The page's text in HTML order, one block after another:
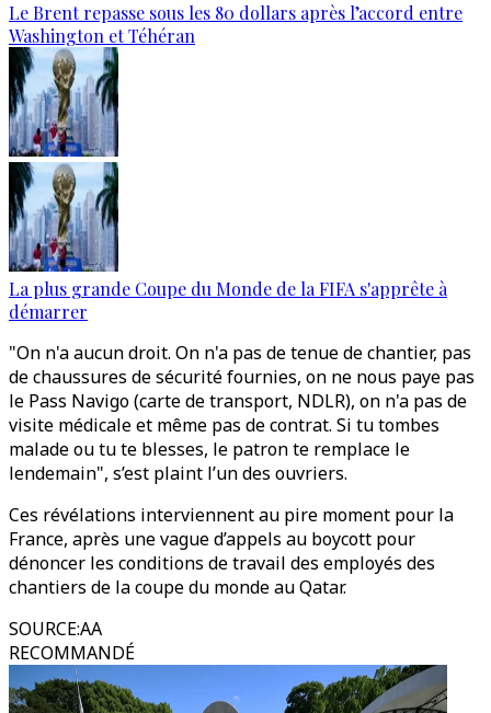
Le Brent repasse sous les 80 dollars après l’accord entre
Washington et Téhéran
La plus grande Coupe du Monde de la FIFA s'apprête à
démarrer
"On n'a aucun droit. On n'a pas de tenue de chantier, pas
de chaussures de sécurité fournies, on ne nous paye pas
le Pass Navigo (carte de transport, NDLR), on n'a pas de
visite médicale et même pas de contrat. Si tu tombes
malade ou tu te blesses, le patron te remplace le
lendemain", s’est plaint l’un des ouvriers.
Ces révélations interviennent au pire moment pour la
France, après une vague d’appels au boycott pour
dénoncer les conditions de travail des employés des
chantiers de la coupe du monde au Qatar.
SOURCE:AA
RECOMMANDÉ